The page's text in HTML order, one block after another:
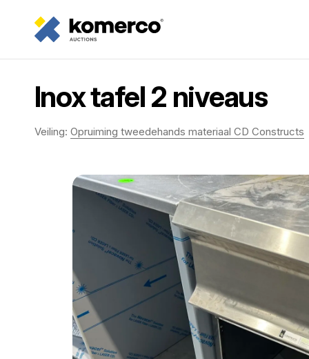
Inox tafel 2 niveaus
Veiling: Opruiming tweedehands materiaal CD Constructs